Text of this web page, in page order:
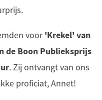
voor'Krekel' van
de Boon Publieksprijs
. Zij ontvangt van ons
proficiat, Annet!